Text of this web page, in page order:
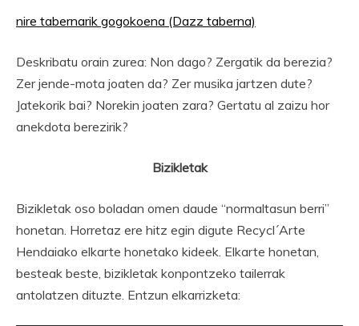
nire tabernarik gogokoena (Dazz taberna)
Deskribatu orain zurea: Non dago? Zergatik da berezia?
Zer jende-mota joaten da? Zer musika jartzen dute?
Jatekorik bai? Norekin joaten zara? Gertatu al zaizu hor
anekdota berezirik?
Bizikletak
Bizikletak oso boladan omen daude “normaltasun berri”
honetan. Horretaz ere hitz egin digute Recycl´Arte
Hendaiako elkarte honetako kideek. Elkarte honetan,
besteak beste, bizikletak konpontzeko tailerrak
antolatzen dituzte. Entzun elkarrizketa: